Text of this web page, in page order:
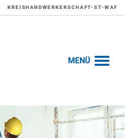
KREISHANDWERKERSCHAFT-ST-WAF
MENÜ